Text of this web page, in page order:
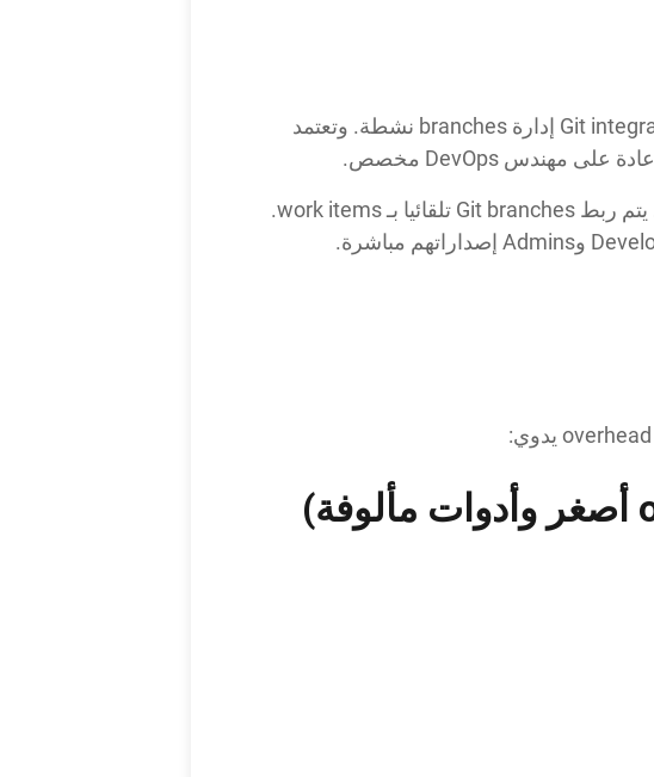
في النموذج القديم، تعتمد الإعدادات على CLI scripts وملفات يدوية. ويتطلب Git integration إدارة branches نشطة. وتعتمد
في نموذج self-service الحديث، تتم الإعدادات عبر واجهة مرئية قائمة على المهام. يتم ربط Git branches تلقائيا بـ work items.